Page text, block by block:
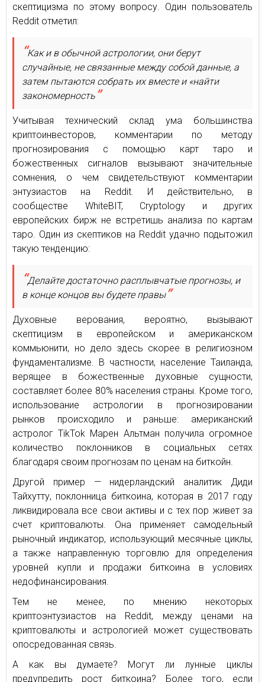
скептицизма по этому вопросу. Один пользователь
Reddit отметил:
Как и в обычной астрологии, они берут
случайные, не связанные между собой данные, а
затем пытаются собрать их вместе и «найти
закономерность
Учитывая технический склад ума большинства
криптоинвесторов, комментарии по методу
прогнозирования с помощью карт таро и
божественных сигналов вызывают значительные
сомнения, о чем свидетельствуют комментарии
энтузиастов на Reddit. И действительно, в
сообществе WhiteBIT, Cryptology и других
европейских бирж не встретишь анализа по картам
таро. Один из скептиков на Reddit удачно подытожил
такую тенденцию:
Делайте достаточно расплывчатые прогнозы, и
в конце концов вы будете правы
Духовные верования, вероятно, вызывают
скептицизм в европейском и американском
коммьюнити, но дело здесь скорее в религиозном
фундаментализме. В частности, население Таиланда,
верящее в божественные духовные сущности,
составляет более 80% населения страны. Кроме того,
использование астрологии в прогнозировании
рынков происходило и раньше: американский
астролог TikTok Марен Альтман получила огромное
количество поклонников в социальных сетях
благодаря своим прогнозам по ценам на биткойн.
Другой пример — нидерландский аналитик Диди
Тайхутту, поклонница биткоина, которая в 2017 году
ликвидировала все свои активы и с тех пор живет за
счет криптовалюты. Она применяет самодельный
рыночный индикатор, использующий месячные циклы,
а также направленную торговлю для определения
уровней купли и продажи биткоина в условиях
недофинансирования.
Тем не менее, по мнению некоторых
криптоэнтузиастов на Reddit, между ценами на
криптовалюты и астрологией может существовать
опосредованная связь.
А как вы думаете? Могут ли лунные циклы
предупредить рост биткоина? Более того, если